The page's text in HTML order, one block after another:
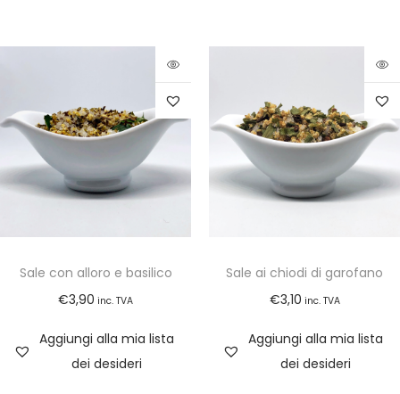
Sale con alloro e basilico
€3,90 inc. TVA
Aggiungi alla mia lista
dei desideri
Sale ai chiodi di garofano
€3,10 inc. TVA
Aggiungi alla mia lista
dei desideri